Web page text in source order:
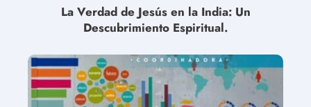
La Verdad de Jesús en la India: Un
Descubrimiento Espiritual.